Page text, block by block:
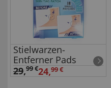
Stielwarzen-
Entferner Pads
29,99 €24,99 €